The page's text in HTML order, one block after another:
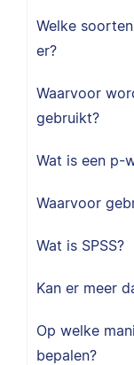
Welke
er?
Waarvoor
gebruikt?
Wat is een p-
Waarvoor
Wat is SPSS?
Kan er meer
Op welke
bepalen?